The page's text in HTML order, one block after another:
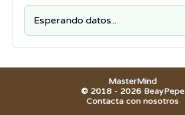
Esperando datos...
MasterMind
© 2018 - 2026 BeayPepe
Contacta con nosotros